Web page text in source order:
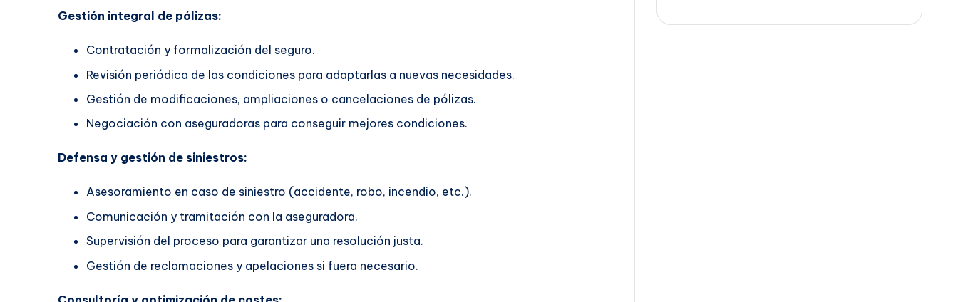
Gestión integral de pólizas:
Contratación y formalización del seguro.
Revisión periódica de las condiciones para adaptarlas a nuevas necesidades.
Gestión de modificaciones, ampliaciones o cancelaciones de pólizas.
Negociación con aseguradoras para conseguir mejores condiciones.
Defensa y gestión de siniestros:
Asesoramiento en caso de siniestro (accidente, robo, incendio, etc.).
Comunicación y tramitación con la aseguradora.
Supervisión del proceso para garantizar una resolución justa.
Gestión de reclamaciones y apelaciones si fuera necesario.